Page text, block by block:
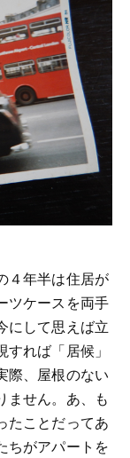
４年半は住居が
ツケースを両手
にして思えば立
れば「居候」
際、屋根のない
ません。あ、も
たことだってあ
ちがアパートを